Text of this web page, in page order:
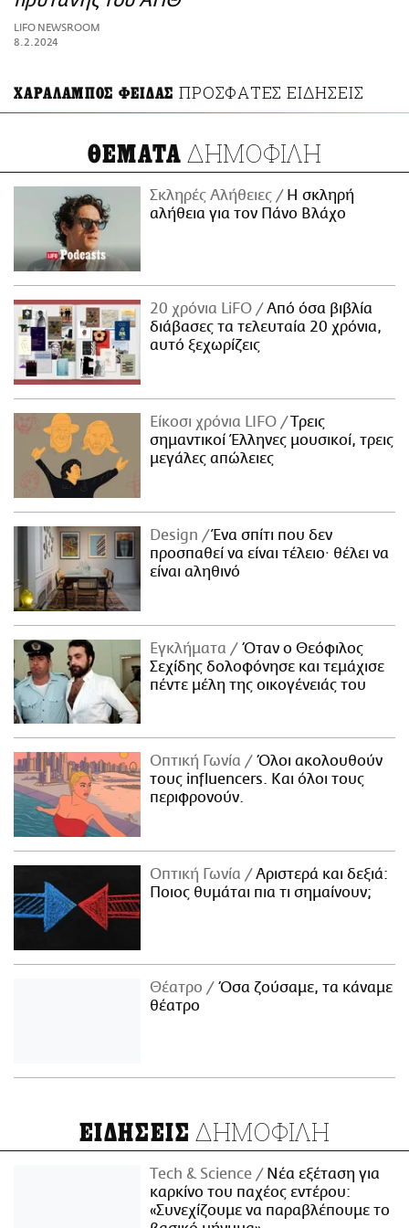
ΑΜΠΑ
PRINT
LIFO NEWSROOM
8.2.2024
ΧΑΡΑΛΑΜΠΟΣ ΦΕΙΔΑΣ ΠΡΟΣΦΑΤΕΣ ΕΙΔΗΣΕΙΣ
ΘΕΜΑΤΑ ΔΗΜΟΦΙΛΗ
Σκληρές Αλήθειες
H σκληρή
αλήθεια για τον Πάνο Βλάχο
20 χρόνια LiFO
Από όσα βιβλία
διάβασες τα τελευταία 20 χρόνια,
αυτό ξεχωρίζεις
Είκοσι χρόνια LIFO
Tρεις
σημαντικοί Έλληνες μουσικοί, τρεις
μεγάλες απώλειες
Design
Ένα σπίτι που δεν
προσπαθεί να είναι τέλειο· θέλει να
είναι αληθινό
Εγκλήματα
Όταν ο Θεόφιλος
Σεχίδης δολοφόνησε και τεμάχισε
πέντε μέλη της οικογένειάς του
Οπτική Γωνία
Όλοι ακολουθούν
τους influencers. Και όλοι τους
περιφρονούν.
Οπτική Γωνία
Αριστερά και δεξιά:
Ποιος θυμάται πια τι σημαίνουν;
Θέατρο
Όσα ζούσαμε, τα κάναμε
θέατρο
ΕΙΔΗΣΕΙΣ ΔΗΜΟΦΙΛΗ
Τech & Science
Νέα εξέταση για
καρκίνο του παχέος εντέρου:
«Συνεχίζουμε να παραβλέπουμε το